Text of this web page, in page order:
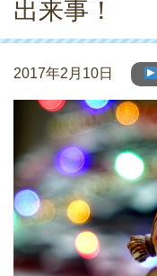
出来事！
2017年2月10日